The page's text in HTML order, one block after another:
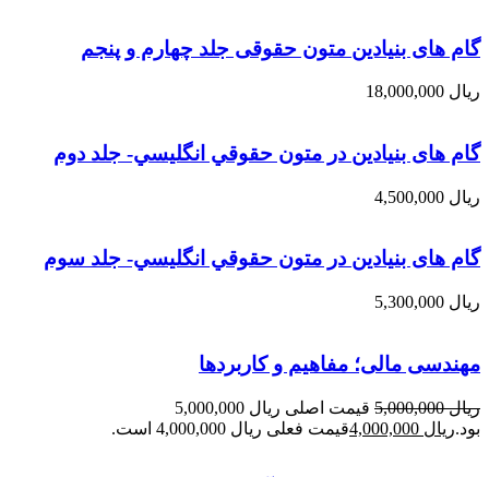
گام های بنیادین متون حقوقی جلد چهارم و پنجم
ریال
گام های بنیادین در متون حقوقي انگليسي- جلد دوم
ریال
گام های بنیادین در متون حقوقي انگليسي- جلد سوم
ریال
مهندسی مالی؛ مفاهیم و کاربردها
ریال5,000,000
قیمت اصلی ریال 5,000,000
بود.ریال قیمت فعلی ریال 4,000,000 است.